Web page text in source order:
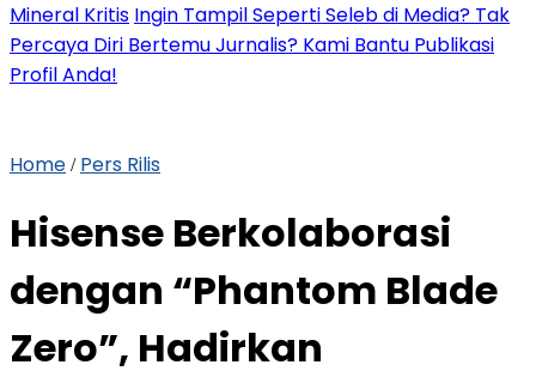
Mineral Kritis Ingin Tampil Seperti Seleb di Media? Tak
Percaya Diri Bertemu Jurnalis? Kami Bantu Publikasi
Profil Anda!
Home / Pers Rilis
Hisense Berkolaborasi
dengan “Phantom Blade
Zero”, Hadirkan